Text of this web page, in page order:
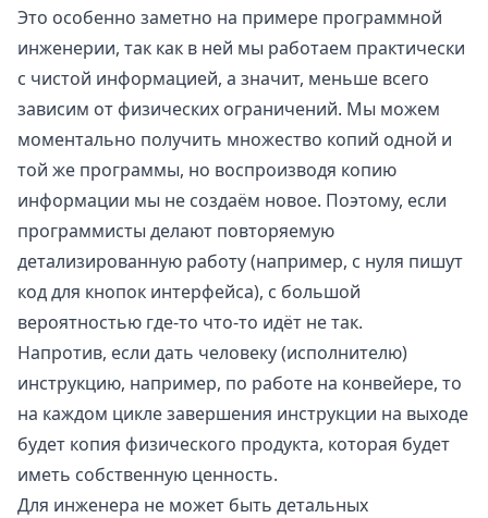
Это особенно заметно на примере программной
инженерии, так как в ней мы работаем практически
с чистой информацией, а значит, меньше всего
зависим от физических ограничений. Мы можем
моментально получить множество копий одной и
той же программы, но воспроизводя копию
информации мы не создаём новое. Поэтому, если
программисты делают повторяемую
детализированную работу (например, с нуля пишут
код для кнопок интерфейса), с большой
вероятностью где-то что-то идёт не так.
Напротив, если дать человеку (исполнителю)
инструкцию, например, по работе на конвейере, то
на каждом цикле завершения инструкции на выходе
будет копия физического продукта, которая будет
иметь собственную ценность.
Для инженера не может быть детальных